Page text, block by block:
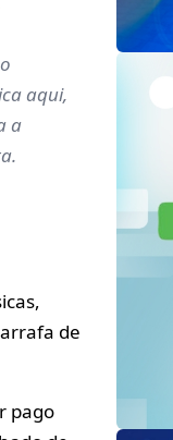
aqui,
a
de
pago